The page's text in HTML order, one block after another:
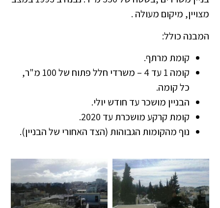
מצויין, מיקום מעולה .
המבנה כולל:
קומת מרתף.
קומה 1 עד 4 – משרדי חלל פתוח של 100 מ"ר,
כל קומה.
הבניין מושכר עד חודש יולי.
קומת קרקע מושכרת עד 2020.
נוף מהקומות הגבוהות (הצד האחורי של הבניין).